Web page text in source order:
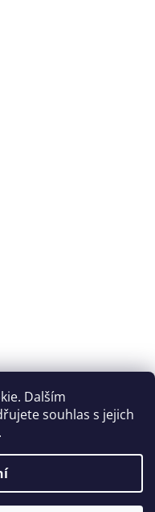
Dalším
souhlas s jejich
.